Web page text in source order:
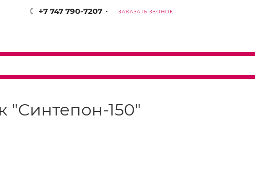
+7 747 790-7207 ЗАКАЗАТЬ ЗВОНОК
"Синтепон-150"